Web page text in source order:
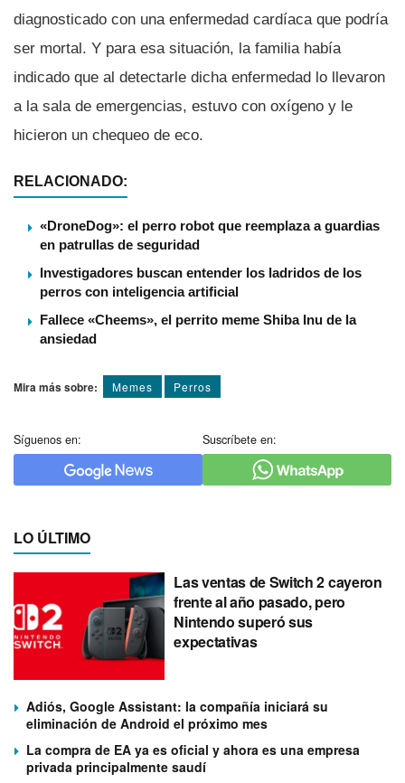
diagnosticado con una enfermedad cardíaca que podría
ser mortal. Y para esa situación, la familia había
indicado que al detectarle dicha enfermedad lo llevaron
a la sala de emergencias, estuvo con oxígeno y le
hicieron un chequeo de eco.
RELACIONADO:
«DroneDog»: el perro robot que reemplaza a guardias
en patrullas de seguridad
Investigadores buscan entender los ladridos de los
perros con inteligencia artificial
Fallece «Cheems», el perrito meme Shiba Inu de la
ansiedad
Mira más sobre: Memes Perros
Síguenos en: Suscríbete en:
LO ÚLTIMO
Las ventas de Switch 2 cayeron
frente al año pasado, pero
Nintendo superó sus
expectativas
Adiós, Google Assistant: la compañía iniciará su
eliminación de Android el próximo mes
La compra de EA ya es oficial y ahora es una empresa
privada principalmente saudí